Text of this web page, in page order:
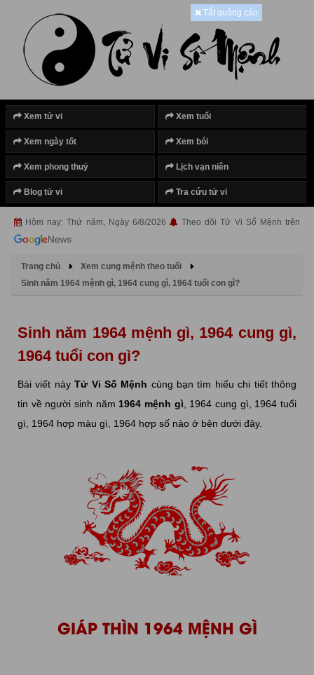
Xem tử vi Xem tuổi
Xem ngày tốt Xem bói
Xem phong thuỷ Lịch vạn niên
Blog tử vi Tra cứu tử vi
Hôm nay: Thứ năm, Ngày 6/8/2026 Theo dõi Tử Vi Số Mệnh trên
Tắt quảng cáo
Trang chủ
Xem cung mệnh theo tuổi
Sinh năm 1964 mệnh gì, 1964 cung gì, 1964 tuổi con gì?
Sinh năm 1964 mệnh gì, 1964 cung gì,
1964 tuổi con gì?
Bài viết nàyTử Vi Số Mệnh cùng bạn tìm hiểu chi tiết thông
tin về người sinh năm 1964 mệnh gì , 1964 cung gì, 1964 tuổi
gì, 1964 hợp màu gì, 1964 hợp số nào ở bên dưới đây.
GIÁP THÌN 1964 MỆNH GÌ